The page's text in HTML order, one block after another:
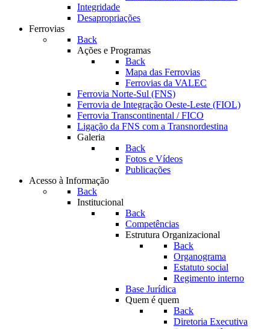
Integridade
Desapropriações
Ferrovias
Back
Ações e Programas
Back
Mapa das Ferrovias
Ferrovias da VALEC
Ferrovia Norte-Sul (FNS)
Ferrovia de Integração Oeste-Leste (FIOL)
Ferrovia Transcontinental / FICO
Ligação da FNS com a Transnordestina
Galeria
Back
Fotos e Vídeos
Publicações
Acesso à Informação
Back
Institucional
Back
Competências
Estrutura Organizacional
Back
Organograma
Estatuto social
Regimento interno
Base Jurídica
Quem é quem
Back
Diretoria Executiva